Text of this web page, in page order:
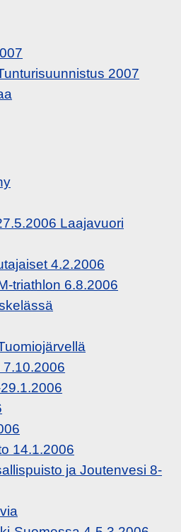
2007
Laajavuori
4.2.2006
triathlon 6.8.2006
14.1.2006
ja Joutenvesi 8-